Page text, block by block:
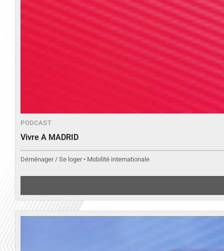
PODCAST
Vivre A MADRID
Déménager / Se loger • Mobilité internationale